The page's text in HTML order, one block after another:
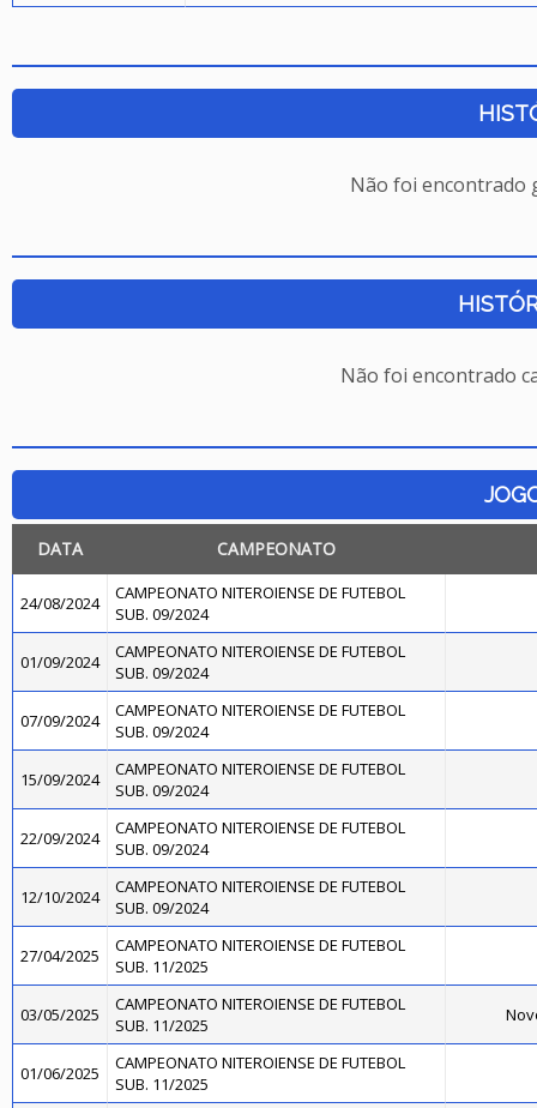
Não foi encontrado
Não foi encontrado
DATA CAMPEONATO
24/08/2024
CAMPEONATO NITEROIENSE DE FUTEBOL
SUB. 09/2024
01/09/2024
CAMPEONATO NITEROIENSE DE FUTEBOL
SUB. 09/2024
07/09/2024
CAMPEONATO NITEROIENSE DE FUTEBOL
SUB. 09/2024
15/09/2024
CAMPEONATO NITEROIENSE DE FUTEBOL
SUB. 09/2024
22/09/2024
CAMPEONATO NITEROIENSE DE FUTEBOL
SUB. 09/2024
12/10/2024
CAMPEONATO NITEROIENSE DE FUTEBOL
SUB. 09/2024
27/04/2025
CAMPEONATO NITEROIENSE DE FUTEBOL
SUB. 11/2025
03/05/2025
CAMPEONATO NITEROIENSE DE FUTEBOL
SUB. 11/2025
01/06/2025
CAMPEONATO NITEROIENSE DE FUTEBOL
SUB. 11/2025